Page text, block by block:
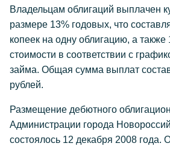
Владельцам облигаций выплачен
размере 13% годовых, что
копеек на одну облигацию, а
стоимости в соответствии с
займа. Общая сумма выплат
рублей.
Размещение дебютного
Администрации города
состоялось 12 декабря 2008 года.